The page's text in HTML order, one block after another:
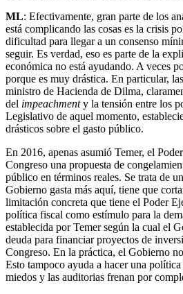
ML: Efectivamente, gran parte de los
está complicando las cosas es la crisis
dificultad para llegar a un consenso
seguir. Es verdad, eso es parte de la
económica no está ayudando. A veces
porque es muy drástica. En particular,
ministro de Hacienda de Dilma,
del impeachmenty la tensión entre los
Legislativo de aquel momento,
drásticos sobre el gasto público.
En 2016, apenas asumió Temer, el
Congreso una propuesta de
público en términos reales. Se trata de
Gobierno gasta más aquí, tiene que
limitación concreta que tiene el Poder
política fiscal como estímulo para la
establecida por Temer según la cual el
deuda para financiar proyectos de
Congreso. En la práctica, el Gobierno
Esto tampoco ayuda a hacer una
miedos y las auditorias frenan por